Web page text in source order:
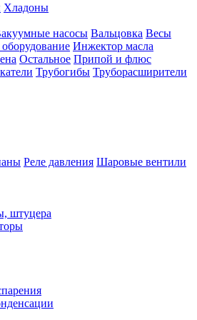
Хладоны
насосы Вальцовка Весы
Инжектор масла
Остальное Припой и флюс
Трубогибы Труборасширители
Реле давления Шаровые вентили
штуцера